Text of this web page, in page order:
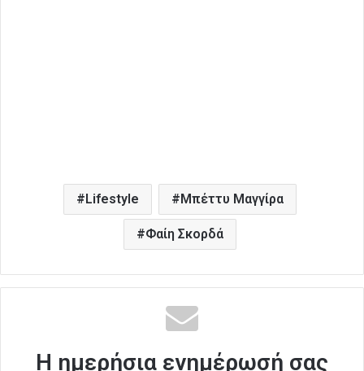
Lifestyle Μπέττυ Μαγγίρα
Φαίη Σκορδά
Η ημερήσια ενημέρωσή σας